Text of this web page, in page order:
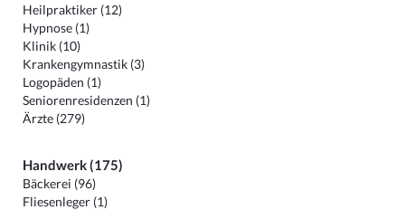
Heilpraktiker (12)
Hypnose (1)
Klinik (10)
Krankengymnastik (3)
Logopäden (1)
Seniorenresidenzen (1)
Ärzte (279)
Handwerk (175)
Bäckerei (96)
Fliesenleger (1)